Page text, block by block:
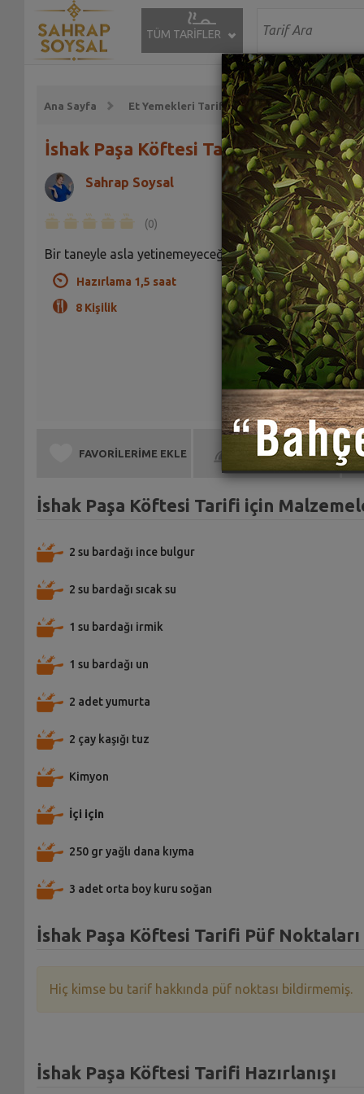
TÜM TARİFLER
Ana Sayfa Et Yemekleri Tarifleri Köfte Tarifleri
İshak Paşa Köftesi Tarifi
Sahrap Soysal
(0)
Bir taneyle asla yetinemeyeceğiniz bir tarif.
Hazırlama 1,5 saat
8 Kişilik
FAVORİLERİME EKLE BEN DE YAPTIM
İshak Paşa Köftesi Tarifi için
2 su bardağı ince bulgur
2 su bardağı sıcak su
1 su bardağı irmik
1 su bardağı un
2 adet yumurta
2 çay kaşığı tuz
Kimyon
İçi için
250 gr yağlı dana kıyma
3 adet orta boy kuru soğan
İshak Paşa Köftesi Tarifi Püf Noktaları
Hiç kimse bu tarif hakkında püf noktası bildirmemiş.
İshak Paşa Köftesi Tarifi Hazırlanışı